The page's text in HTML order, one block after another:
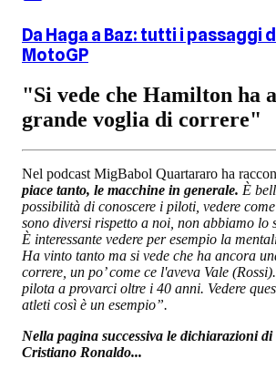
Da Haga a Baz: tutti i passaggi
MotoGP
"Si vede che Hamilton ha
grande voglia di correre"
Nel podcast MigBabol Quartararo ha
piace tanto, le macchine in generale. È
possibilità di conoscere i piloti, vedere
sono diversi rispetto a noi, non abbiamo lo
È interessante vedere per esempio la
Ha vinto tanto ma si vede che ha ancora
correre, un po’ come ce l'aveva Vale
pilota a provarci oltre i 40 anni. Vedere
atleti così è un esempio”.
Nella pagina successiva le dichiarazioni
Cristiano Ronaldo...